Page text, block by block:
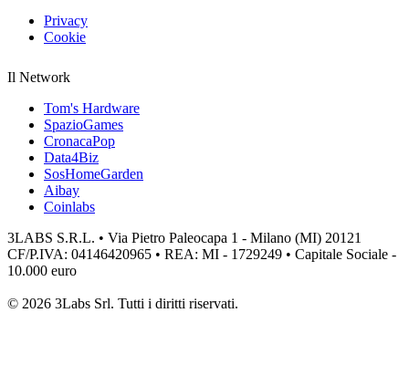
Privacy
Cookie
Il Network
Tom's Hardware
SpazioGames
CronacaPop
Data4Biz
SosHomeGarden
Aibay
Coinlabs
3LABS S.R.L. • Via Pietro Paleocapa 1 - Milano (MI) 20121
CF/P.IVA: 04146420965 • REA: MI - 1729249 • Capitale Sociale -
10.000 euro
© 2026 3Labs Srl. Tutti i diritti riservati.